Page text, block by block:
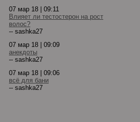
07 мар 18 | 09:11
Влияет ли тестостерон на рост
волос?
-- sashka27
07 мар 18 | 09:09
анекдоты
-- sashka27
07 мар 18 | 09:06
всё для бани
-- sashka27